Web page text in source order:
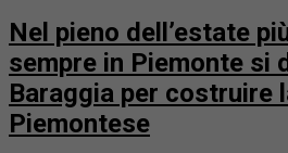
Nel pieno dell’estate
sempre in Piemonte si
Baraggia per costruire
Piemontese